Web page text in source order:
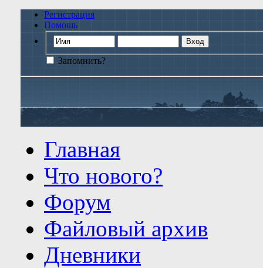
Регистрация
Помощь
Запомнить?
Главная
Что нового?
Форум
Файловый архив
Дневники